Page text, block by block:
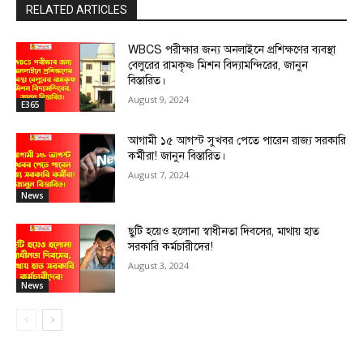
RELATED ARTICLES
E365
WBCS পরীক্ষার জন্য অনলাইনে প্রশিক্ষণের ব্যবস্থা
বেলুরের রামকৃষ্ণ মিশন বিদ্যামন্দিরের, জানুন
বিস্তারিত।
August 9, 2024
News
আগামী ১৫ আগস্ট সুখবর পেতে পারেন রাজ্য সরকারি
কর্মীরা! জানুন বিস্তারিত।
August 7, 2024
News
ছুটি হয়েও হলোনা স্বাধীনতা দিবসের, মাথায় হাত
সরকারি কর্মচারীদের!
August 3, 2024